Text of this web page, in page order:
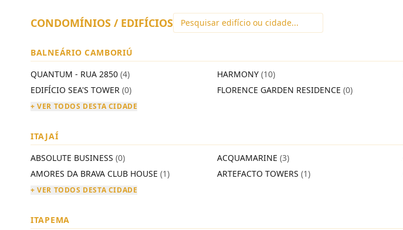
CONDOMÍNIOS / EDIFÍCIOS
BALNEÁRIO CAMBORIÚ
QUANTUM - RUA 2850 (4) HARMONY (10)
EDIFÍCIO SEA'S TOWER (0) FLORENCE GARDEN RESIDENCE (0)
+ VER TODOS DESTA CIDADE
ITAJAÍ
ABSOLUTE BUSINESS (0) ACQUAMARINE (3)
AMORES DA BRAVA CLUB HOUSE (1) ARTEFACTO TOWERS (1)
+ VER TODOS DESTA CIDADE
ITAPEMA